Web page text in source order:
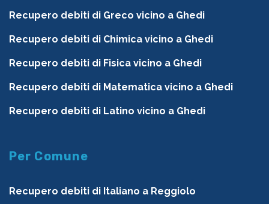
Recupero debiti di Greco vicino a Ghedi
Recupero debiti di Chimica vicino a Ghedi
Recupero debiti di Fisica vicino a Ghedi
Recupero debiti di Matematica vicino a Ghedi
Recupero debiti di Latino vicino a Ghedi
Per Comune
Recupero debiti di Italiano a Reggiolo